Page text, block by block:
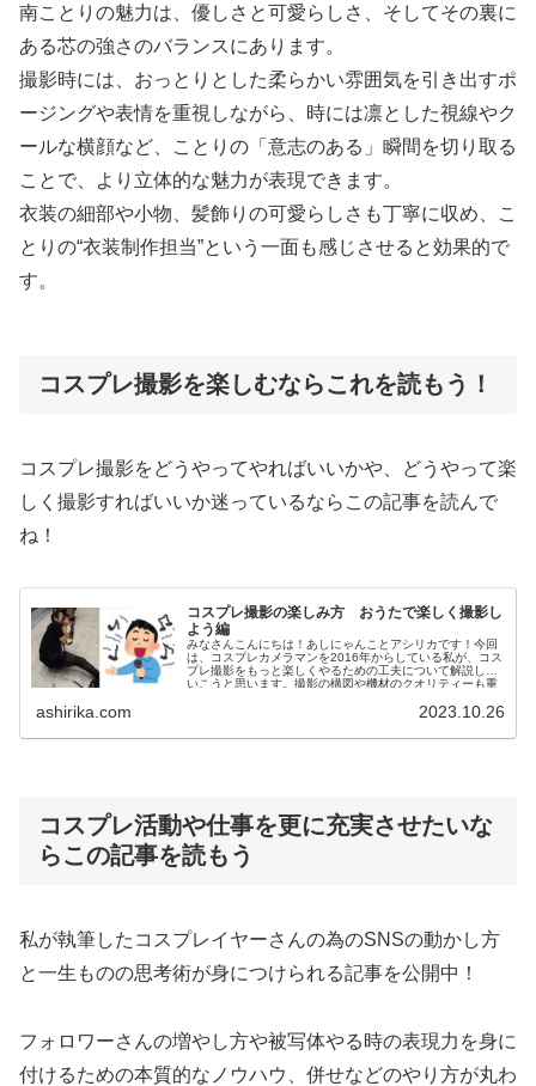
南ことりの魅力は、優しさと可愛らしさ、そしてその裏に
ある芯の強さのバランスにあります。
撮影時には、おっとりとした柔らかい雰囲気を引き出すポ
ージングや表情を重視しながら、時には凛とした視線やク
ールな横顔など、ことりの「意志のある」瞬間を切り取る
ことで、より立体的な魅力が表現できます。
衣装の細部や小物、髪飾りの可愛らしさも丁寧に収め、こ
とりの“衣装制作担当”という一面も感じさせると効果的で
す。
コスプレ撮影を楽しむならこれを読もう！
コスプレ撮影をどうやってやればいいかや、どうやって楽
しく撮影すればいいか迷っているならこの記事を読んで
ね！
コスプレ撮影の楽しみ方 おうたで楽しく撮影し
よう編
みなさんこんにちは！あしにゃんことアシリカです！今回
は、コスプレカメラマンを2016年からしている私が、コス
プレ撮影をもっと楽しくやるための工夫について解説して
いこうと思います。撮影の構図や機材のクオリティーも重
ashirika.com 2023.10.26
コスプレ活動や仕事を更に充実させたいな
らこの記事を読もう
私が執筆したコスプレイヤーさんの為のSNSの動かし方
と一生ものの思考術が身につけられる記事を公開中！
フォロワーさんの増やし方や被写体やる時の表現力を身に
付けるための本質的なノウハウ、併せなどのやり方が丸わ